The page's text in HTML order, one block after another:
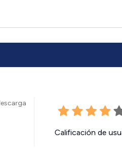
Calificación de